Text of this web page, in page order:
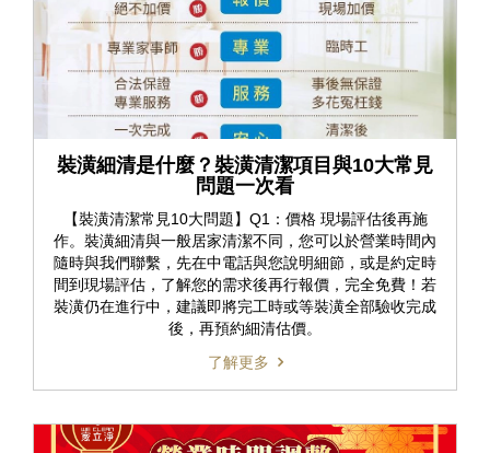
裝潢細清是什麼？裝潢清潔項目與10大常見
問題一次看
【裝潢清潔常見10大問題】Q1：價格 現場評估後再施
作。裝潢細清與一般居家清潔不同，您可以於營業時間內
隨時與我們聯繫，先在中電話與您說明細節，或是約定時
間到現場評估，了解您的需求後再行報價，完全免費！若
裝潢仍在進行中，建議即將完工時或等裝潢全部驗收完成
後，再預約細清估價。
了解更多